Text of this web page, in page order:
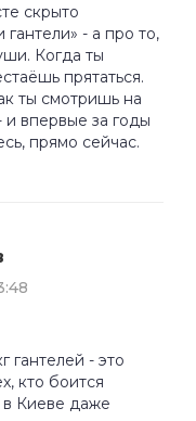
скрыто
- а про то,
Когда ты
прятаться.
ты смотришь на
и впервые за годы
прямо сейчас.
гантелей - это
кто боится
в Киеве даже